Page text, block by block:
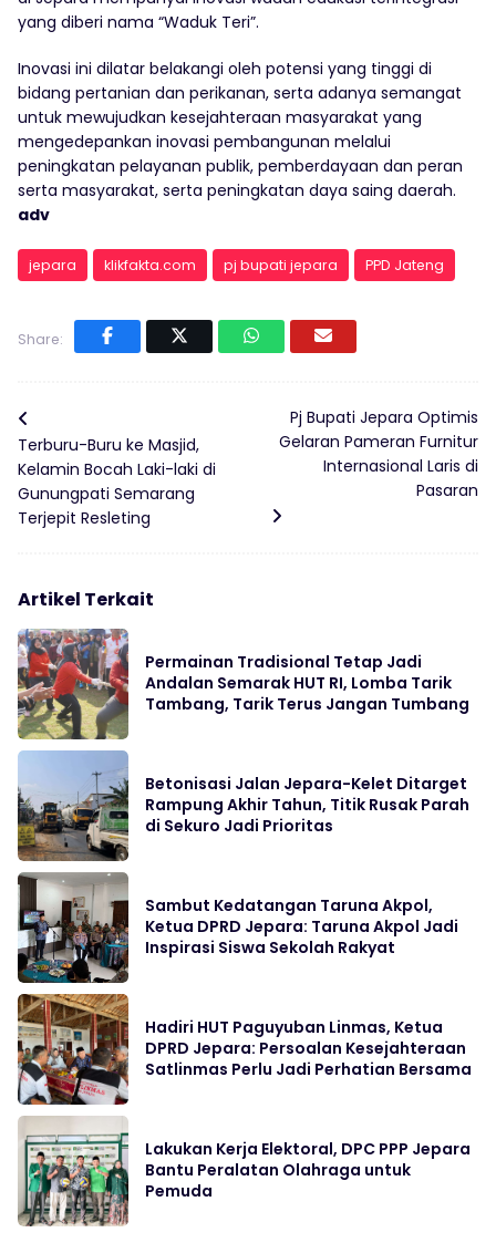
yang diberi nama “Waduk Teri”.
Inovasi ini dilatar belakangi oleh potensi yang tinggi di
bidang pertanian dan perikanan, serta adanya semangat
untuk mewujudkan kesejahteraan masyarakat yang
mengedepankan inovasi pembangunan melalui
peningkatan pelayanan publik, pemberdayaan dan peran
serta masyarakat, serta peningkatan daya saing daerah.
adv
jepara klikfakta.com pj bupati jepara PPD Jateng
Share:
Terburu-Buru ke Masjid,
Kelamin Bocah Laki-laki di
Gunungpati Semarang
Terjepit Resleting
Pj Bupati Jepara Optimis
Gelaran Pameran Furnitur
Internasional Laris di
Pasaran
Artikel Terkait
Permainan Tradisional Tetap Jadi
Andalan Semarak HUT RI, Lomba Tarik
Tambang, Tarik Terus Jangan Tumbang
Betonisasi Jalan Jepara-Kelet Ditarget
Rampung Akhir Tahun, Titik Rusak Parah
di Sekuro Jadi Prioritas
Sambut Kedatangan Taruna Akpol,
Ketua DPRD Jepara: Taruna Akpol Jadi
Inspirasi Siswa Sekolah Rakyat
Hadiri HUT Paguyuban Linmas, Ketua
DPRD Jepara: Persoalan Kesejahteraan
Satlinmas Perlu Jadi Perhatian Bersama
Lakukan Kerja Elektoral, DPC PPP Jepara
Bantu Peralatan Olahraga untuk
Pemuda